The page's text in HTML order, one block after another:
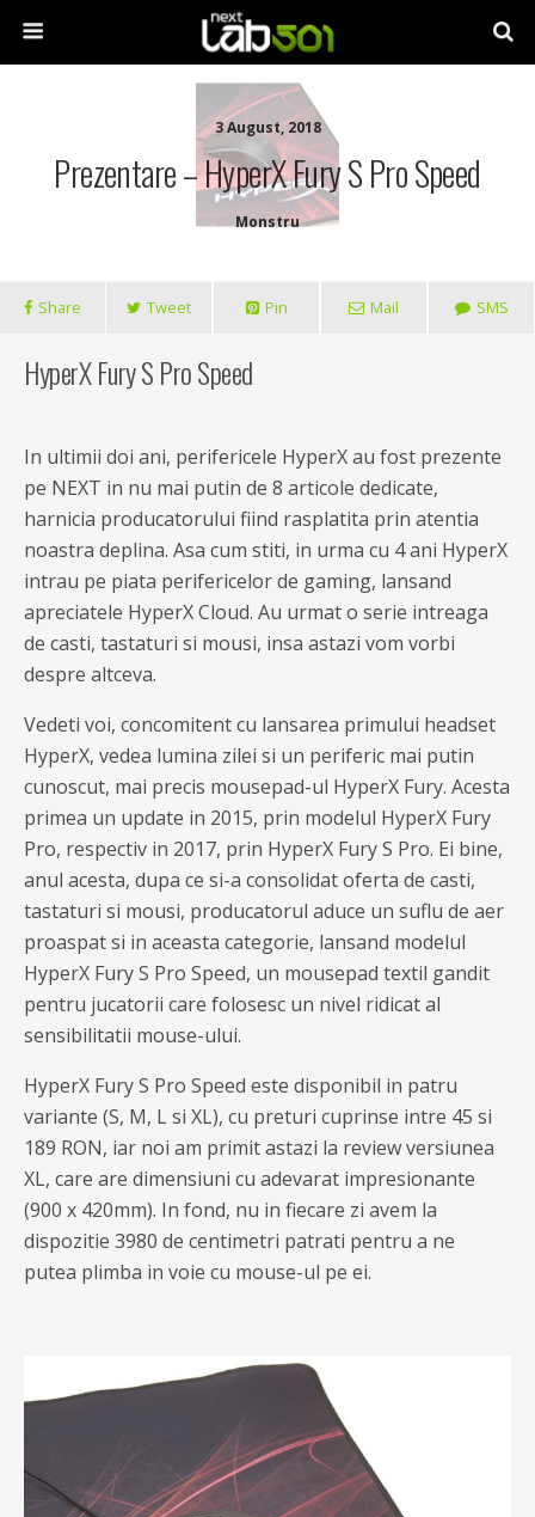
3 August, 2018
Prezentare – HyperX Fury S Pro Speed
Monstru
Share Tweet Pin Mail SMS
HyperX Fury S Pro Speed
In ultimii doi ani, perifericele HyperX au fost prezente
pe NEXT in nu mai putin de 8 articole dedicate,
harnicia producatorului fiind rasplatita prin atentia
noastra deplina. Asa cum stiti, in urma cu 4 ani HyperX
intrau pe piata perifericelor de gaming, lansand
apreciatele HyperX Cloud. Au urmat o serie intreaga
de casti, tastaturi si mousi, insa astazi vom vorbi
despre altceva.
Vedeti voi, concomitent cu lansarea primului headset
HyperX, vedea lumina zilei si un periferic mai putin
cunoscut, mai precis mousepad-ul HyperX Fury. Acesta
primea un update in 2015, prin modelul HyperX Fury
Pro, respectiv in 2017, prin HyperX Fury S Pro. Ei bine,
anul acesta, dupa ce si-a consolidat oferta de casti,
tastaturi si mousi, producatorul aduce un suflu de aer
proaspat si in aceasta categorie, lansand modelul
HyperX Fury S Pro Speed, un mousepad textil gandit
pentru jucatorii care folosesc un nivel ridicat al
sensibilitatii mouse-ului.
HyperX Fury S Pro Speed este disponibil in patru
variante (S, M, L si XL), cu preturi cuprinse intre 45 si
189 RON, iar noi am primit astazi la review versiunea
XL, care are dimensiuni cu adevarat impresionante
(900 x 420mm). In fond, nu in fiecare zi avem la
dispozitie 3980 de centimetri patrati pentru a ne
putea plimba in voie cu mouse-ul pe ei.